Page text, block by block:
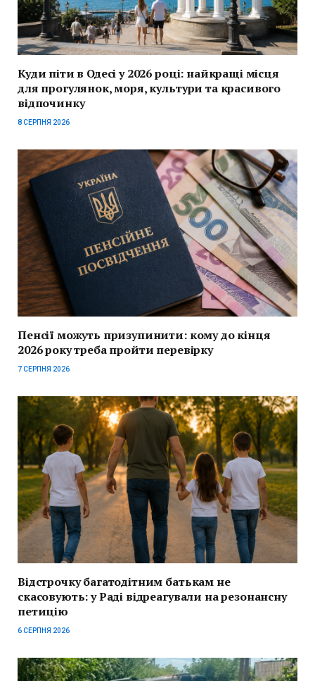
Куди піти в Одесі у 2026 році: найкращі місця
для прогулянок, моря, культури та красивого
відпочинку
8 СЕРПНЯ 2026
Пенсії можуть призупинити: кому до кінця
2026 року треба пройти перевірку
7 СЕРПНЯ 2026
Відстрочку багатодітним батькам не
скасовують: у Раді відреагували на резонансну
петицію
6 СЕРПНЯ 2026